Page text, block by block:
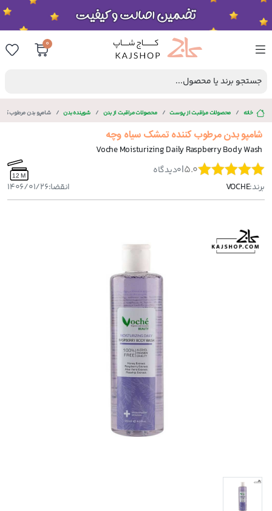
0
جستجو برند یا محصول...
خانه محصولات مراقبت از پوست محصولات مراقبت از بدن شوینده بدن شامپو بدن مرطوب
شامپو بدن مرطوب کننده تمشک سیاه وچه
Voche Moisturizing Daily Raspberry Body Wash
5.0
|
0دیدگاه 12 M
برند:VOCHE انقضا:1406/01/26